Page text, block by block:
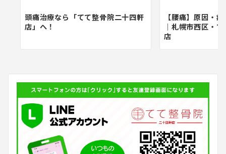
頭痛治療なら「てて整骨院二十四軒
店」へ！
【腰痛】原因・
｜札幌市西区・
店